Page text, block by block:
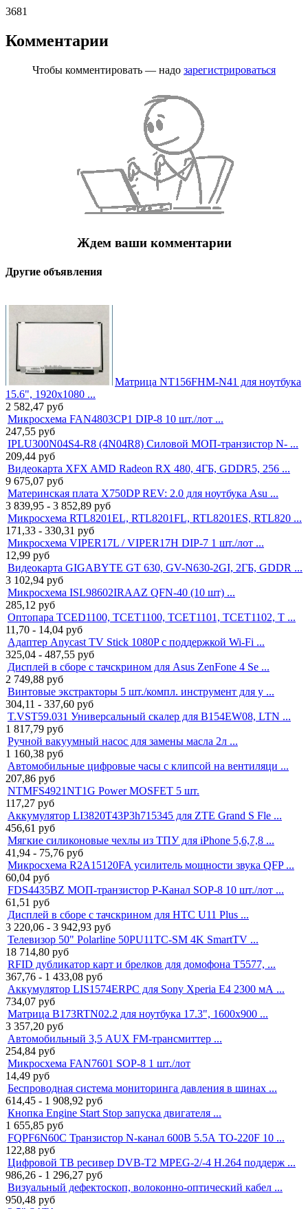
3681
Комментарии
Чтобы комментировать — надо зарегистрироваться
Ждем ваши комментарии
Другие объявления
Матрица NT156FHM-N41 для ноутбука
15.6", 1920x1080 ...
2 582,47 руб
Микросхема FAN4803CP1 DIP-8 10 шт./лот ...
247,55 руб
IPLU300N04S4-R8 (4N04R8) Силовой МОП-транзистор N- ...
209,44 руб
Видеокарта XFX AMD Radeon RX 480, 4ГБ, GDDR5, 256 ...
9 675,07 руб
Материнская плата X750DP REV: 2.0 для ноутбука Asu ...
3 839,95 - 3 852,89 руб
Микросхема RTL8201EL, RTL8201FL, RTL8201ES, RTL820 ...
171,33 - 330,31 руб
Микросхема VIPER17L / VIPER17H DIP-7 1 шт./лот ...
12,99 руб
Видеокарта GIGABYTE GT 630, GV-N630-2GI, 2ГБ, GDDR ...
3 102,94 руб
Микросхема ISL98602IRAAZ QFN-40 (10 шт) ...
285,12 руб
Оптопара TCED1100, TCET1100, TCET1101, TCET1102, T ...
11,70 - 14,04 руб
Адаптер Anycast TV Stick 1080P с поддержкой Wi-Fi ...
325,04 - 487,55 руб
Дисплей в сборе с тачскрином для Asus ZenFone 4 Se ...
2 749,88 руб
Винтовые экстракторы 5 шт./компл. инструмент для у ...
304,11 - 337,60 руб
T.VST59.031 Универсальный скалер для B154EW08, LTN ...
1 817,79 руб
Ручной вакуумный насос для замены масла 2л ...
1 160,38 руб
Автомобильные цифровые часы с клипсой на вентиляци ...
207,86 руб
NTMFS4921NT1G Power MOSFET 5 шт.
117,27 руб
Аккумулятор LI3820T43P3h715345 для ZTE Grand S Fle ...
456,61 руб
Мягкие силиконовые чехлы из ТПУ для iPhone 5,6,7,8 ...
41,94 - 75,76 руб
Микросхема R2A15120FA усилитель мощности звука QFP ...
60,04 руб
FDS4435BZ МОП-транзистор P-Канал SOP-8 10 шт./лот ...
61,51 руб
Дисплей в сборе с тачскрином для HTC U11 Plus ...
3 220,06 - 3 942,93 руб
Телевизор 50" Polarline 50PU11TC-SM 4K SmartTV ...
18 714,80 руб
RFID дубликатор карт и брелков для домофона T5577, ...
367,76 - 1 433,08 руб
Аккумулятор LIS1574ERPC для Sony Xperia E4 2300 мА ...
734,07 руб
Матрица B173RTN02.2 для ноутбука 17.3", 1600x900 ...
3 357,20 руб
Автомобильный 3,5 AUX FM-трансмиттер ...
254,84 руб
Микросхема FAN7601 SOP-8 1 шт./лот
14,49 руб
Беспроводная система мониторинга давления в шинах ...
614,45 - 1 908,92 руб
Кнопка Engine Start Stop запуска двигателя ...
1 655,85 руб
FQPF6N60C Транзистор N-канал 600В 5.5А TO-220F 10 ...
122,88 руб
Цифровой ТВ ресивер DVB-T2 MPEG-2/-4 H.264 поддерж ...
986,26 - 1 296,27 руб
Визуальный дефектоскоп, волоконно-оптический кабел ...
950,48 руб